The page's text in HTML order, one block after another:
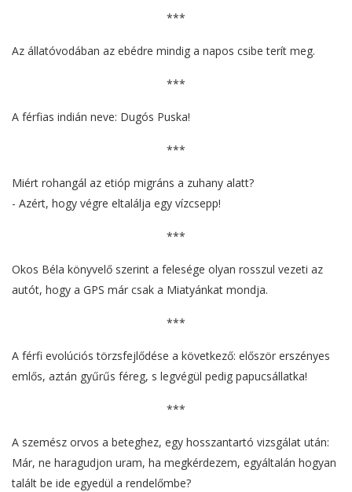
***
Az állatóvodában az ebédre mindig a napos csibe terít meg.
***
A férfias indián neve: Dugós Puska!
***
Miért rohangál az etióp migráns a zuhany alatt?
- Azért, hogy végre eltalálja egy vízcsepp!
***
Okos Béla könyvelő szerint a felesége olyan rosszul vezeti az
autót, hogy a GPS már csak a Miatyánkat mondja.
***
A férfi evolúciós törzsfejlődése a következő: először erszényes
emlős, aztán gyűrűs féreg, s legvégül pedig papucsállatka!
***
A szemész orvos a beteghez, egy hosszantartó vizsgálat után:
Már, ne haragudjon uram, ha megkérdezem, egyáltalán hogyan
talált be ide egyedül a rendelőmbe?